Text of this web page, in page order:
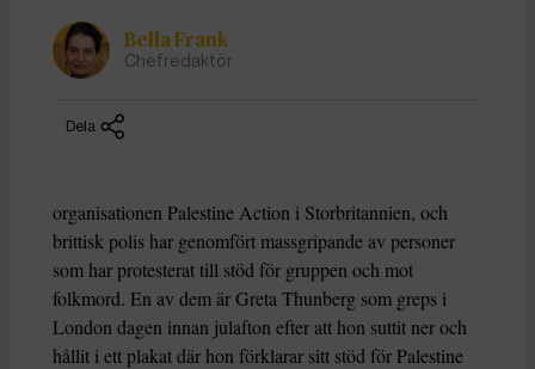
Bella Frank
Chefredaktör
Dela
organisationen Palestine Action i Storbritannien, och
brittisk polis har genomfört massgripande av personer
som har protesterat till stöd för gruppen och mot
folkmord. En av dem är Greta Thunberg som greps i
London dagen innan julafton efter att hon suttit ner och
hållit i ett plakat där hon förklarar sitt stöd för Palestine